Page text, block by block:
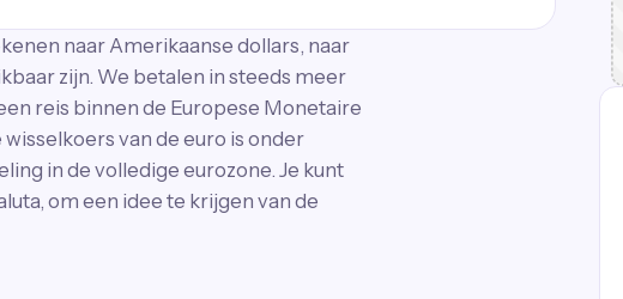
naar Amerikaanse dollars, naar
zijn. We betalen in steeds meer
reis binnen de Europese Monetaire
van de euro is onder
in de volledige eurozone. Je kunt
om een idee te krijgen van de